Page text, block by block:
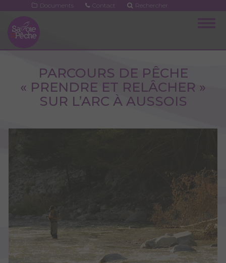
contenu
principal
Documents Contact Rechercher
PARCOURS DE PÊCHE
« PRENDRE ET RELÂCHER »
SUR L’ARC À AUSSOIS